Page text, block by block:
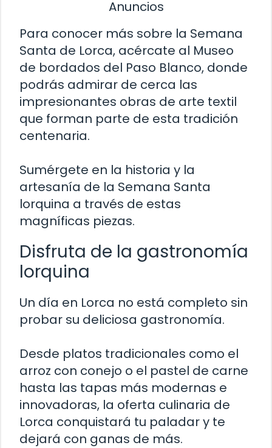
Anuncios
Para conocer más sobre la Semana
Santa de Lorca, acércate al Museo
de bordados del Paso Blanco, donde
podrás admirar de cerca las
impresionantes obras de arte textil
que forman parte de esta tradición
centenaria.
Sumérgete en la historia y la
artesanía de la Semana Santa
lorquina a través de estas
magníficas piezas.
Disfruta de la gastronomía
lorquina
Un día en Lorca no está completo sin
probar su deliciosa gastronomía.
Desde platos tradicionales como el
arroz con conejo o el pastel de carne
hasta las tapas más modernas e
innovadoras, la oferta culinaria de
Lorca conquistará tu paladar y te
dejará con ganas de más.